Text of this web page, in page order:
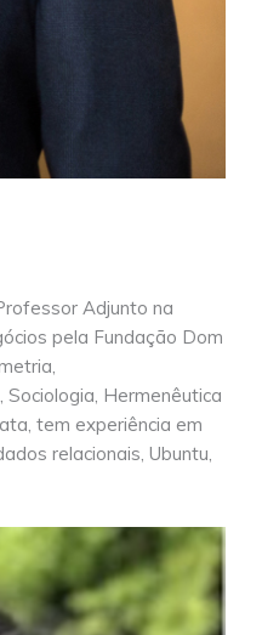
Adjunto na
pela Fundação Dom
Hermenêutica
tem experiência em
relacionais, Ubuntu,